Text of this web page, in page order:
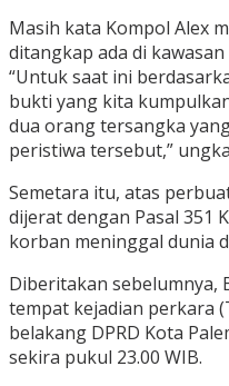
Masih kata Kompol Alex
ditangkap ada di
“Untuk saat ini
bukti yang kita
dua orang tersangka
peristiwa tersebut,”
Semetara itu, atas
dijerat dengan Pasal 351
korban meninggal dunia
Diberitakan sebelumnya,
tempat kejadian perkara
belakang DPRD Kota
sekira pukul 23.00 WIB.